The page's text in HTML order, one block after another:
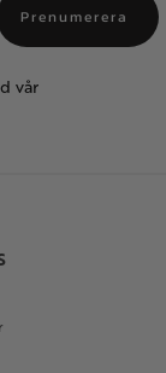
Prenumerera
vår